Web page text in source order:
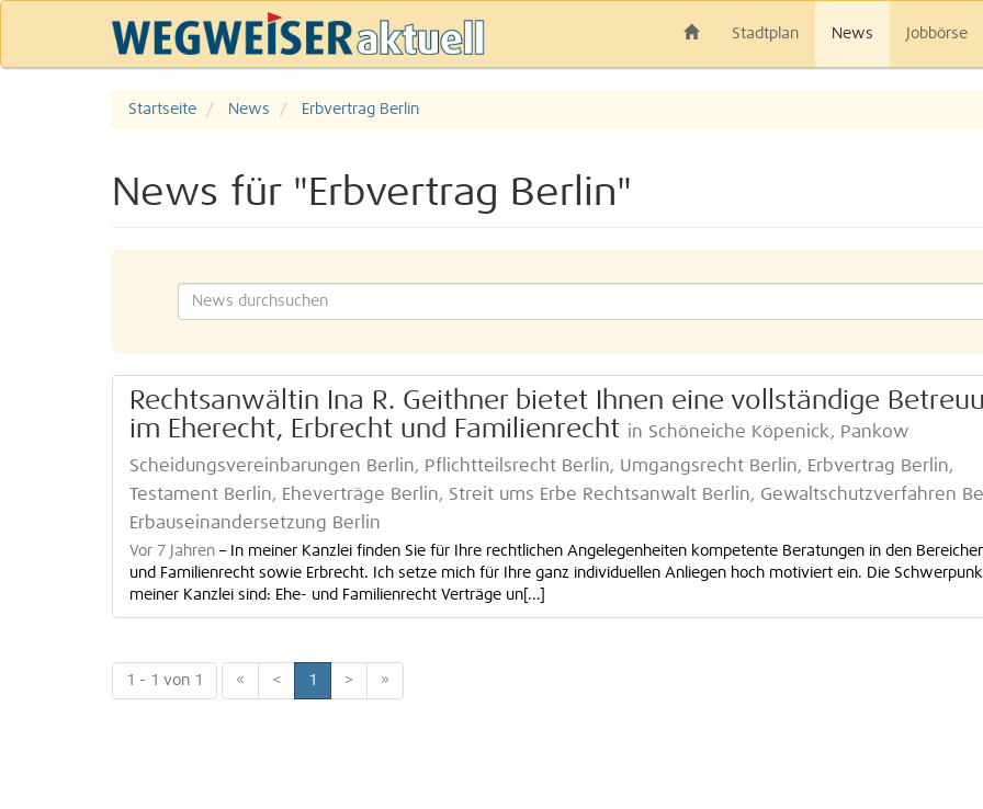
Stadtplan News Jobbörse
Startseite News Erbvertrag Berlin
News für "Erbvertrag Berlin"
Rechtsanwältin Ina R. Geithner bietet Ihnen eine vollständige
im Eherecht, Erbrecht und Familienrecht in Schöneiche Köpenick, Pankow
Scheidungsvereinbarungen Berlin, Pflichtteilsrecht Berlin, Umgangsrecht Berlin, Erbvertrag Berlin,
Testament Berlin, Eheverträge Berlin, Streit ums Erbe Rechtsanwalt Berlin, Gewaltschutzverfahren
Erbauseinandersetzung Berlin
Vor 7 Jahren – In meiner Kanzlei finden Sie für Ihre rechtlichen Angelegenheiten kompetente Beratungen in den
und Familienrecht sowie Erbrecht. Ich setze mich für Ihre ganz individuellen Anliegen hoch motiviert ein. Die
meiner Kanzlei sind: Ehe- und Familienrecht Verträge un[...]
1 - 1 von 1 « < 1 > »